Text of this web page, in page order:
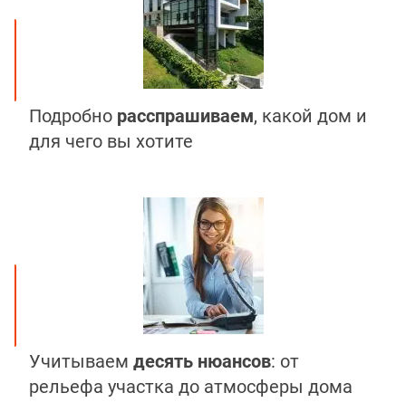
Подробно расспрашиваем, какой дом и
для чего вы хотите
Учитываем десять нюансов: от
рельефа участка до атмосферы дома